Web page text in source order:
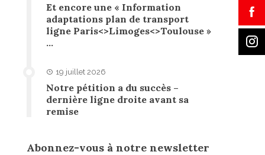
Et encore une « Information
adaptations plan de transport
ligne Paris<>Limoges<>Toulouse »
…
19 juillet 2026
Notre pétition a du succès –
dernière ligne droite avant sa
remise
Abonnez-vous à notre newsletter